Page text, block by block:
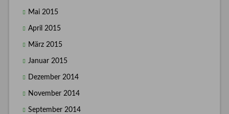
Mai 2015
April 2015
März 2015
Januar 2015
Dezember 2014
November 2014
September 2014